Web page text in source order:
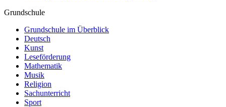
Grundschule
Grundschule im Überblick
Deutsch
Kunst
Leseförderung
Mathematik
Musik
Religion
Sachunterricht
Sport